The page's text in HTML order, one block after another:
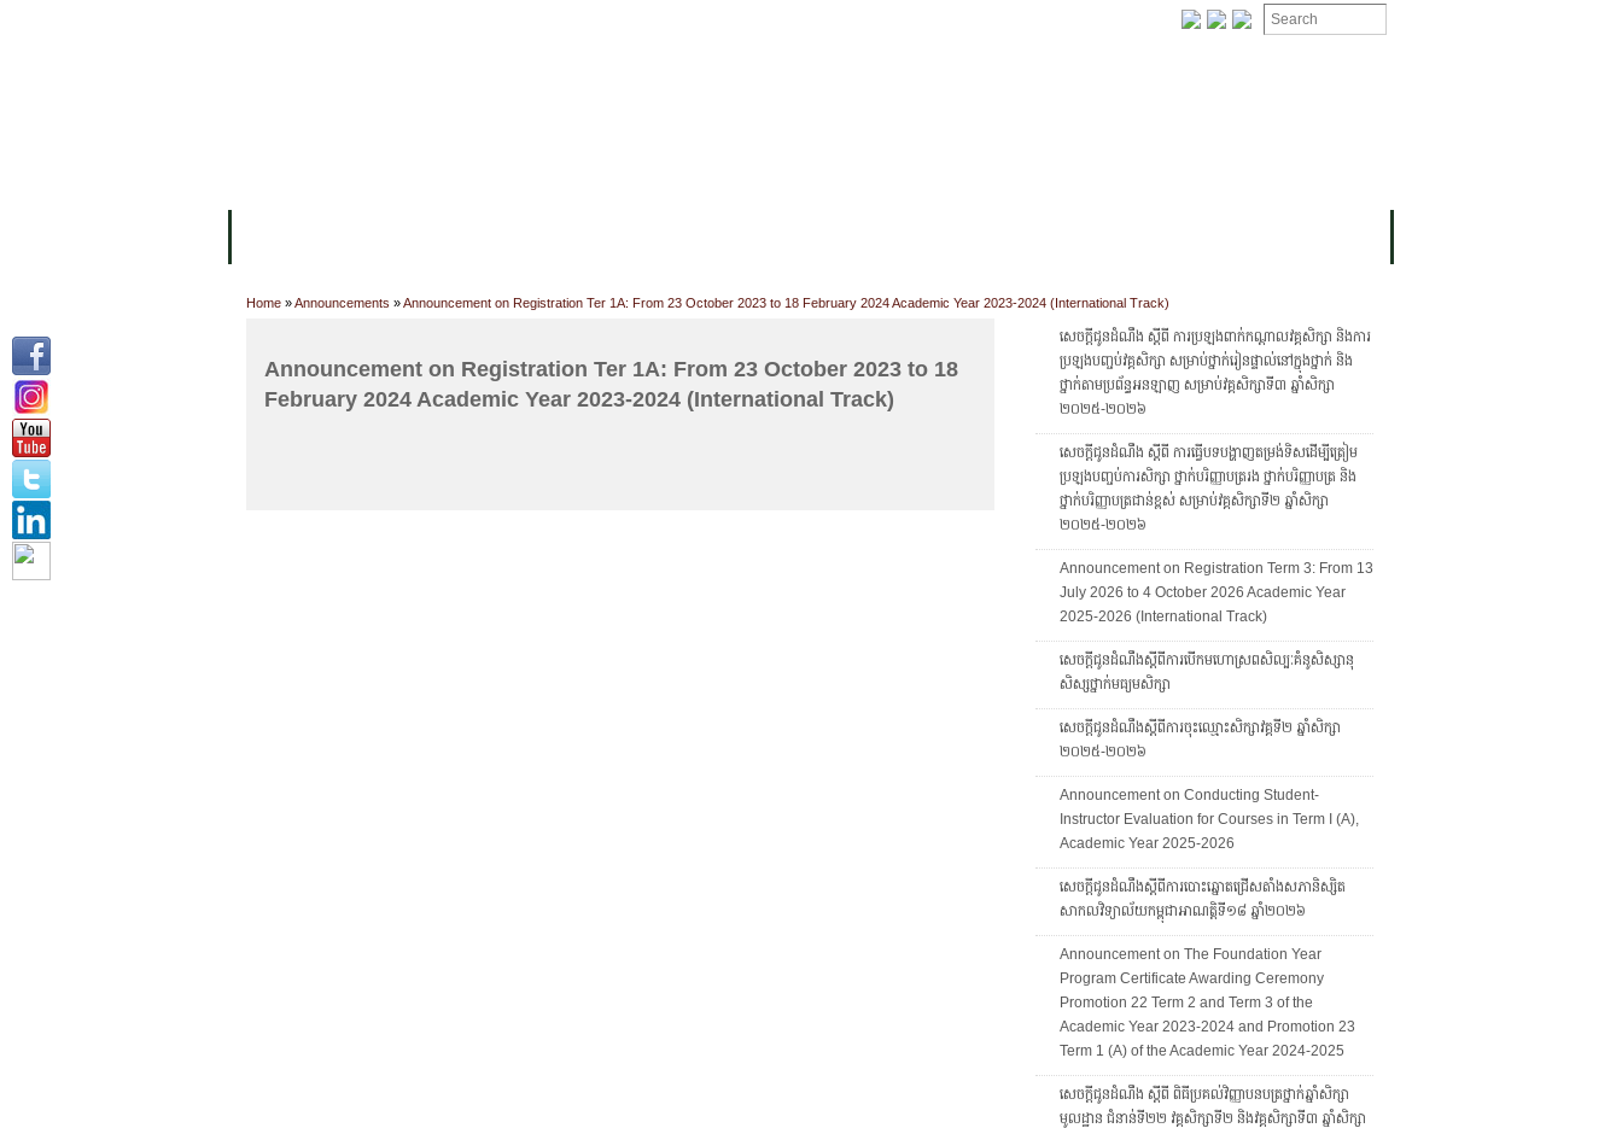
Home »Announcements »Announcement on Registration Ter 1A: From 23 October 2023 to 18 February 2024 Academic Year 2023-2024 (International Track)
Announcement on Registration Ter 1A: From 23 October 2023 to 18
February 2024 Academic Year 2023-2024 (International Track)
សេចក្ដីជូនដំណឹង ស្ដីពី ការប្រឡងពាក់កណ្ដាលវគ្គសិក្សា និងការ
ប្រឡងបញ្ចប់វគ្គសិក្សា សម្រាប់ថ្នាក់រៀនផ្ទាល់នៅក្នុងថ្នាក់ និង
ថ្នាក់តាមប្រព័ន្ធអនឡាញ សម្រាប់វគ្គសិក្សាទី៣ ឆ្នាំសិក្សា
២០២៥-២០២៦
សេចក្តីជូនដំណឹង ស្តីពី ការធ្វើបទបង្ហាញតម្រង់ទិសដើម្បីត្រៀម
ប្រឡងបញ្ចប់ការសិក្សា ថ្នាក់បរិញ្ញាបត្ររង ថ្នាក់បរិញ្ញាបត្រ និង
ថ្នាក់បរិញ្ញាបត្រជាន់ខ្ពស់ សម្រាប់វគ្គសិក្សាទី២ ឆ្នាំសិក្សា
២០២៥-២០២៦
Announcement on Registration Term 3: From 13
July 2026 to 4 October 2026 Academic Year
2025-2026 (International Track)
សេចក្ដីជូនដំណឹងស្ដីពីការបើកមហោស្រពសិល្បៈគំនូសិស្សានុ
សិស្សថ្នាក់មធ្យមសិក្សា
សេចក្ដីជូនដំណឹងស្ដីពីការចុះឈ្មោះសិក្សាវគ្គទី២ ឆ្នាំសិក្សា
២០២៥-២០២៦
Announcement on Conducting Student-
Instructor Evaluation for Courses in Term I (A),
Academic Year 2025-2026
សេចក្តីជូនដំណឹងស្តីពីការបោះឆ្នោតជ្រើសតាំងសភានិស្សិត
សាកលវិទ្យាល័យកម្ពុជាអាណត្តិទី១៨ ឆ្នាំ២០២៦
Announcement on The Foundation Year
Program Certificate Awarding Ceremony
Promotion 22 Term 2 and Term 3 of the
Academic Year 2023-2024 and Promotion 23
Term 1 (A) of the Academic Year 2024-2025
សេចក្តីជូនដំណឹង ស្តីពី ពិធីប្រគល់វិញ្ញាបនបត្រថ្នាក់ឆ្នាំសិក្សា
មូលដ្ឋាន ជំនាន់ទី២២ វគ្គសិក្សាទី២ និងវគ្គសិក្សាទី៣ ឆ្នាំសិក្សា